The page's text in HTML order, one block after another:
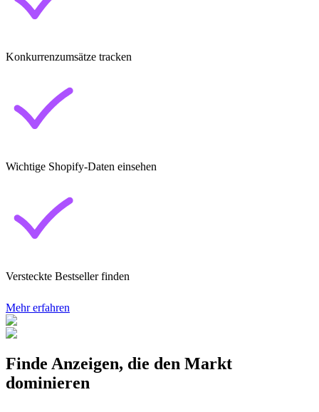
Konkurrenzumsätze tracken
Wichtige Shopify-Daten einsehen
Versteckte Bestseller finden
Mehr erfahren
Finde Anzeigen, die den Markt
dominieren